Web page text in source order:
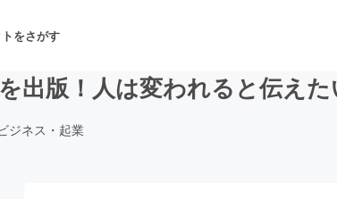
をさがす
出版！人は変われると伝えた
ジネス・起業